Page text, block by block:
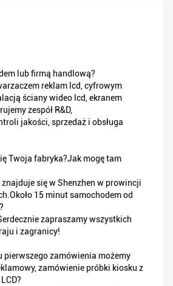
lub firmą handlową?
reklam lcd, cyfrowym
ściany wideo lcd, ekranem
zespół R&D,
jakości, sprzedaż i obsługa
Twoja fabryka?Jak mogę tam
się w Shenzhen w prowincji
15 minut samochodem od
zapraszamy wszystkich
i zagranicy!
pierwszego zamówienia możemy
zamówienie próbki kiosku z